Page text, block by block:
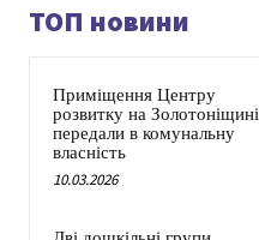
ТОП новини
Приміщення Центру
розвитку на Золотоніщині
передали в комунальну
власність
10.03.2026